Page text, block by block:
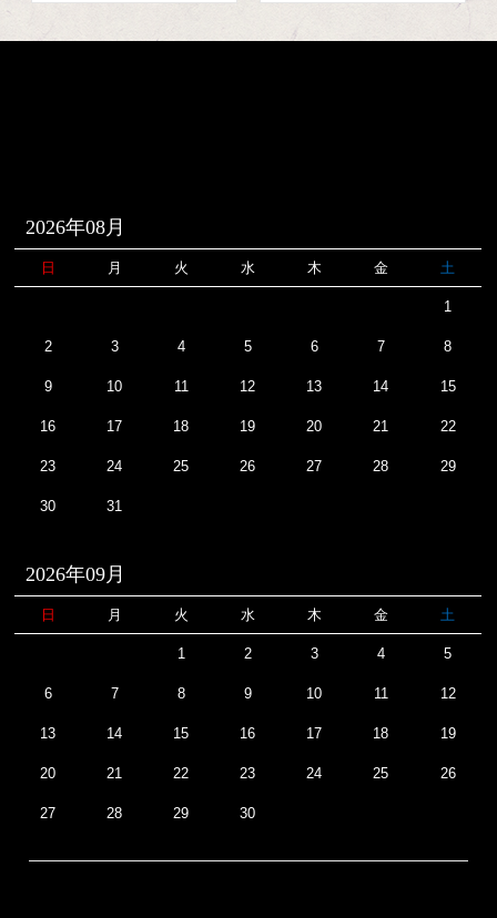
2026年08月
日 月 火 水 木 金 土
1
2 3 4 5 6 7 8
9 10 11 12 13 14 15
16 17 18 19 20 21 22
23 24 25 26 27 28 29
30 31
2026年09月
日 月 火 水 木 金 土
1 2 3 4 5
6 7 8 9 10 11 12
13 14 15 16 17 18 19
20 21 22 23 24 25 26
27 28 29 30